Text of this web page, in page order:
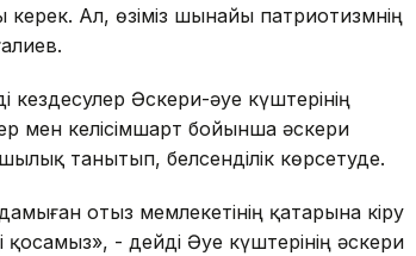
керек. Ал, өзіміз шынайы патриотизмнің
кездесулер Әскери-әуе күштерінің
мен келісімшарт бойынша әскери
танытып, белсенділік көрсетуде.
дамыған отыз мемлекетінің қатарына кіру
қосамыз», - дейді Әуе күштерінің әскери